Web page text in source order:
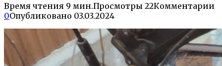
Время чтения 9 мин.Просмотры 22Комментарии
0Опубликовано 03.03.2024